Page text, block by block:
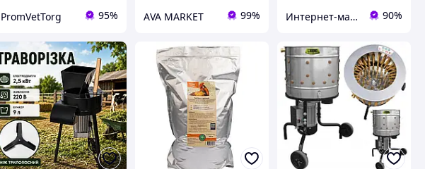
PromVetTorg 95% АVA MARKET 99% Интернет-магазин 100 Микрон 90%